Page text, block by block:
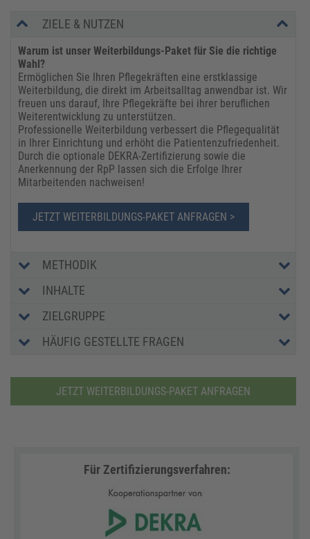
ZIELE & NUTZEN
Warum ist unser Weiterbildungs-Paket für Sie die richtige
Wahl?
Ermöglichen Sie Ihren Pflegekräften eine erstklassige
Weiterbildung, die direkt im Arbeitsalltag anwendbar ist. Wir
freuen uns darauf, Ihre Pflegekräfte bei ihrer beruflichen
Weiterentwicklung zu unterstützen.
Professionelle Weiterbildung verbessert die Pflegequalität
in Ihrer Einrichtung und erhöht die Patientenzufriedenheit.
Durch die optionale DEKRA-Zertifizierung sowie die
Anerkennung der RpP lassen sich die Erfolge Ihrer
Mitarbeitenden nachweisen!
JETZT WEITERBILDUNGS-PAKET ANFRAGEN >
METHODIK
INHALTE
ZIELGRUPPE
HÄUFIG GESTELLTE FRAGEN
JETZT WEITERBILDUNGS-PAKET ANFRAGEN
Für Zertifizierungsverfahren: